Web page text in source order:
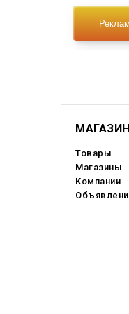
Товары
Магазины
Компании